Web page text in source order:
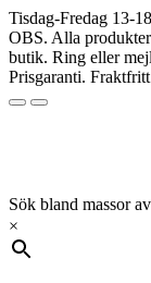
Tisdag-Fredag 13-
OBS. Alla
butik. Ring eller
Prisgaranti.
Sök bland massor
×